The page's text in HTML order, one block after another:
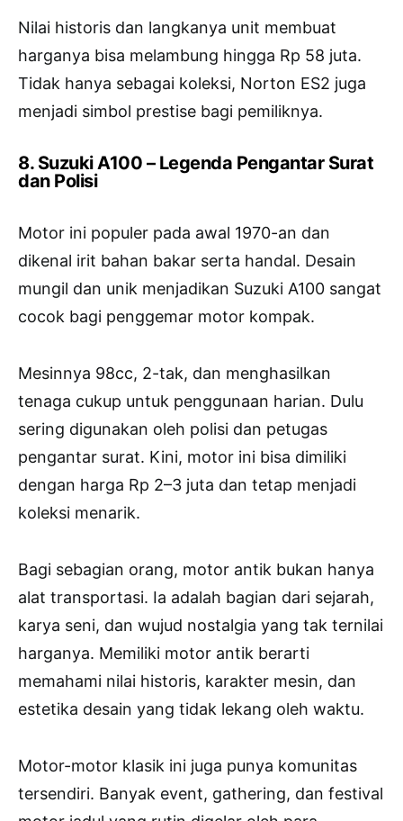
Nilai historis dan langkanya unit membuat
harganya bisa melambung hingga Rp 58 juta.
Tidak hanya sebagai koleksi, Norton ES2 juga
menjadi simbol prestise bagi pemiliknya.
8. Suzuki A100 – Legenda Pengantar Surat
dan Polisi
Motor ini populer pada awal 1970-an dan
dikenal irit bahan bakar serta handal. Desain
mungil dan unik menjadikan Suzuki A100 sangat
cocok bagi penggemar motor kompak.
Mesinnya 98cc, 2-tak, dan menghasilkan
tenaga cukup untuk penggunaan harian. Dulu
sering digunakan oleh polisi dan petugas
pengantar surat. Kini, motor ini bisa dimiliki
dengan harga Rp 2–3 juta dan tetap menjadi
koleksi menarik.
Bagi sebagian orang, motor antik bukan hanya
alat transportasi. Ia adalah bagian dari sejarah,
karya seni, dan wujud nostalgia yang tak ternilai
harganya. Memiliki motor antik berarti
memahami nilai historis, karakter mesin, dan
estetika desain yang tidak lekang oleh waktu.
Motor-motor klasik ini juga punya komunitas
tersendiri. Banyak event, gathering, dan festival